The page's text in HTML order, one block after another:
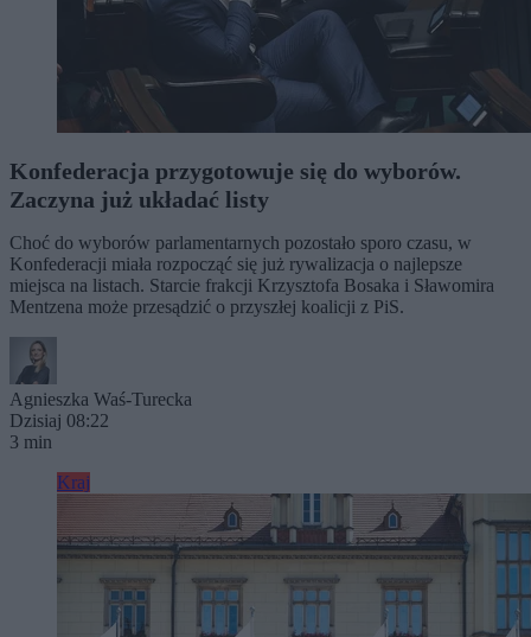
Konfederacja przygotowuje się do wyborów.
Zaczyna już układać listy
Choć do wyborów parlamentarnych pozostało sporo czasu, w
Konfederacji miała rozpocząć się już rywalizacja o najlepsze
miejsca na listach. Starcie frakcji Krzysztofa Bosaka i Sławomira
Mentzena może przesądzić o przyszłej koalicji z PiS.
Agnieszka Waś-Turecka
Dzisiaj 08:22
3 min
Kraj